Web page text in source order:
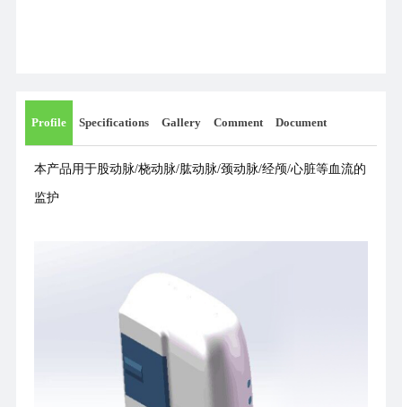
Profile Specifications Gallery Comment Document
本产品用于股动脉/桡动脉/肱动脉/颈动脉/经颅/心脏等血流的
监护